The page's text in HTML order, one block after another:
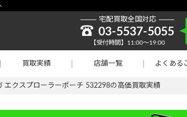
宅配買取全国対応
03-5537-5055
【受付時間】11:00～19:00
買取実績 店舗一覧 よくある
エクスプローラーポーチ 532298の高価買取実績